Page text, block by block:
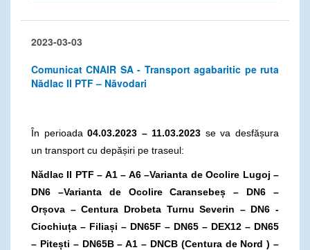
2023-03-03
Comunicat CNAIR SA - Transport agabaritic pe ruta
Nădlac II PTF – Năvodari
În perioada04.03.2023 – 11.03.2023 se va desfășura
un transport cu depășiri pe traseul:
Nădlac II PTF – A1 – A6 –Varianta de Ocolire Lugoj –
DN6 –Varianta de Ocolire Caransebeș – DN6 –
Orșova – Centura Drobeta Turnu Severin – DN6 -
Ciochiuța – Filiași – DN65F – DN65 – DEX12 – DN65
– Pitești – DN65B – A1 – DNCB (Centura de Nord ) –